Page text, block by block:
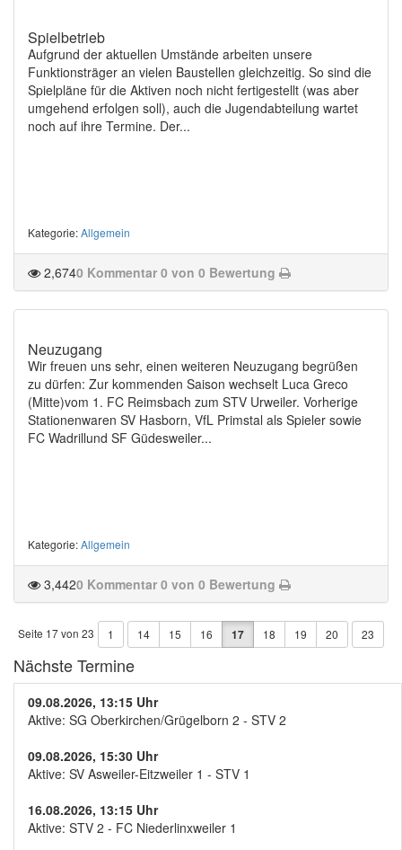
Spielbetrieb
Aufgrund der aktuellen Umstände arbeiten unsere
Funktionsträger an vielen Baustellen gleichzeitig. So sind die
Spielpläne für die Aktiven noch nicht fertigestellt (was aber
umgehend erfolgen soll), auch die Jugendabteilung wartet
noch auf ihre Termine. Der...
Kategorie:Allgemein
2,6740 Kommentar 0 von 0 Bewertung
Neuzugang
Wir freuen uns sehr, einen weiteren Neuzugang begrüßen
zu dürfen: Zur kommenden Saison wechselt Luca Greco
(Mitte)vom 1. FC Reimsbach zum STV Urweiler. Vorherige
Stationenwaren SV Hasborn, VfL Primstal als Spieler sowie
FC Wadrillund SF Güdesweiler...
Kategorie:Allgemein
3,4420 Kommentar 0 von 0 Bewertung
Seite 17 von 23 1 14 15 16 17 18 19 20 23
Nächste Termine
09.08.2026, 13:15 Uhr
Aktive: SG Oberkirchen/Grügelborn 2 - STV 2
09.08.2026, 15:30 Uhr
Aktive: SV Asweiler-Eitzweiler 1 - STV 1
16.08.2026, 13:15 Uhr
Aktive: STV 2 - FC Niederlinxweiler 1